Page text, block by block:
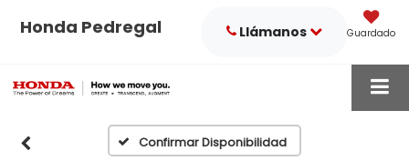
Honda Pedregal Guardado
Llámanos
Confirmar Disponibilidad